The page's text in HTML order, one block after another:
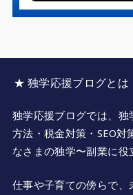
★ 独学応援ブログとは
独学応援ブログでは、
方法・税金対策・SEO
なさまの独学〜副業に役
仕事や子育ての傍らで、